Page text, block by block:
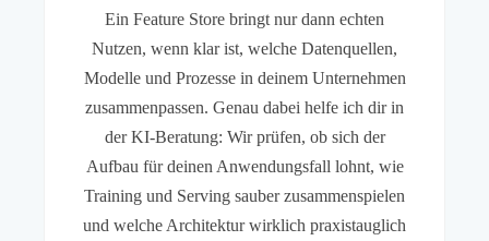
Ein Feature Store bringt nur dann echten
Nutzen, wenn klar ist, welche Datenquellen,
Modelle und Prozesse in deinem Unternehmen
zusammenpassen. Genau dabei helfe ich dir in
der KI-Beratung: Wir prüfen, ob sich der
Aufbau für deinen Anwendungsfall lohnt, wie
Training und Serving sauber zusammenspielen
und welche Architektur wirklich praxistauglich